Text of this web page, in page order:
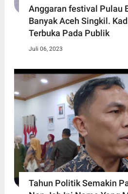
Anggaran festival Pulau
Banyak Aceh Singkil.
Terbuka Pada Publik
Juli 06, 2023
Tahun Politik Semakin